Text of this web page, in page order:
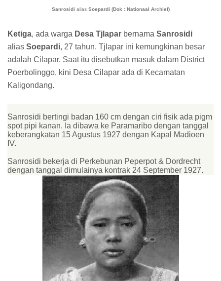
Sanrosidi alias Soepardi (Dok : Nationaal Archief)
Ketiga, ada warga Desa Tjlapar bernama Sanrosidi
alias Soepardi, 27 tahun. Tjlapar ini kemungkinan besar
adalah Cilapar. Saat itu disebutkan masuk dalam District
Poerbolinggo, kini Desa Cilapar ada di Kecamatan
Kaligondang.
Sanrosidi bertingi badan 160 cm dengan ciri fisik ada pigm
spot pipi kanan. Ia dibawa ke Paramaribo dengan tanggal
keberangkatan 15 Agustus 1927 dengan Kapal Madioen
IV.
Sanrosidi bekerja di Perkebunan Peperpot & Dordrecht
dengan tanggal dimulainya kontrak 24 September 1927.